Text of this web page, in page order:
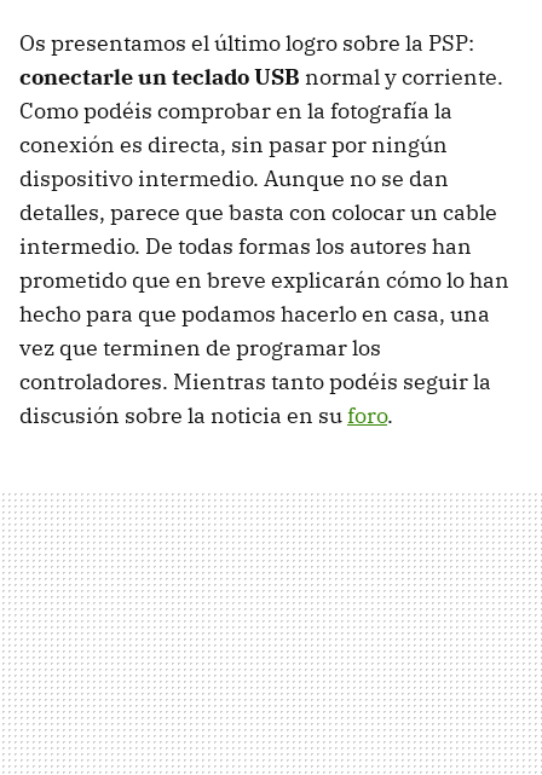
Os presentamos el último logro sobre la PSP:
conectarle un teclado USB normal y corriente.
Como podéis comprobar en la fotografía la
conexión es directa, sin pasar por ningún
dispositivo intermedio. Aunque no se dan
detalles, parece que basta con colocar un cable
intermedio. De todas formas los autores han
prometido que en breve explicarán cómo lo han
hecho para que podamos hacerlo en casa, una
vez que terminen de programar los
controladores. Mientras tanto podéis seguir la
discusión sobre la noticia en suforo.